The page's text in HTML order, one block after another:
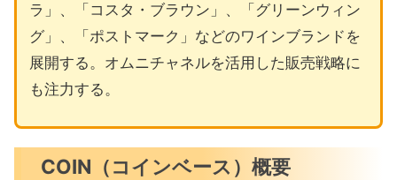
ラ」、「コスタ・ブラウン」、「グリーンウィン
グ」、「ポストマーク」などのワインブランドを
展開する。オムニチャネルを活用した販売戦略に
も注力する。
COIN（コインベース）概要